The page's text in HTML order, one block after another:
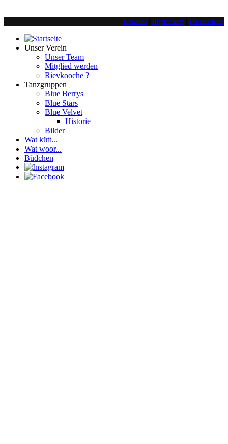
Cookies Impressum Datenschutz
Unser Verein
Unser Team
Mitglied werden
Rievkooche ?
Tanzgruppen
Blue Berrys
Blue Stars
Blue Velvet
Historie
Bilder
Wat kütt...
Wat woor...
Büdchen